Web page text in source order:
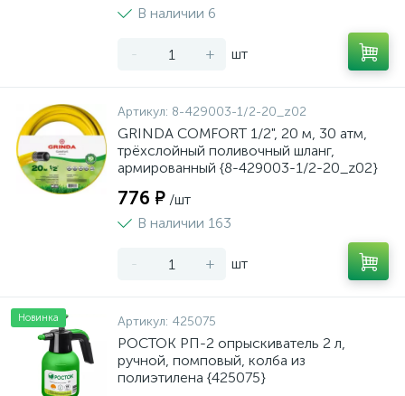
В наличии 6
- + шт
Артикул: 8-429003-1/2-20_z02
GRINDA COMFORT 1/2", 20 м, 30 атм,
трёхслойный поливочный шланг,
армированный {8-429003-1/2-20_z02}
776 ₽ /шт
В наличии 163
- + шт
Новинка Артикул: 425075
РОСТОК РП-2 опрыскиватель 2 л,
ручной, помповый, колба из
полиэтилена {425075}